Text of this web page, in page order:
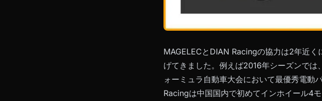
MAGELECとDIAN Racingの協力は2年近
げてきました。例えば2016年シーズンで
ォーミュラ自動車大会において最優秀電動
Racingは中国国内で初めてインホイール4